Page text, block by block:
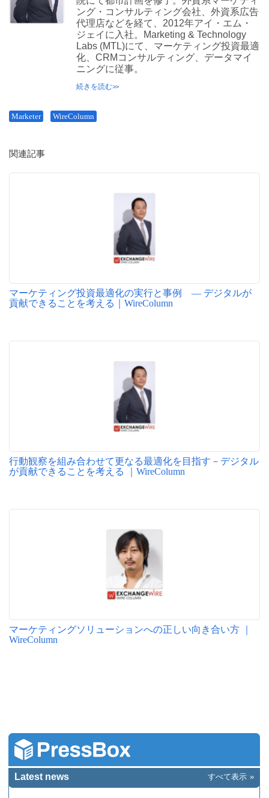
ング・コンサルティング会社、外資系広告
代理店などを経て、2012年アイ・エム・
ジェイに入社。Marketing & Technology
Labs (MTL)にて、マーケティング投資最適
化、CRMコンサルティング、データマイ
ニングに従事。
続きを読む
Marketer WireColumn
関連記事
マーケティング投資最適化の実行と事例 ― デジタルが
貢献できることを考える｜WireColumn
行動観察を組み合わせて更なる最適化を目指す－デジタル
が貢献できることを考える ｜WireColumn
マーケティングソリューションへの正しい向き合い方 ｜
WireColumn
Latest news すべて表示